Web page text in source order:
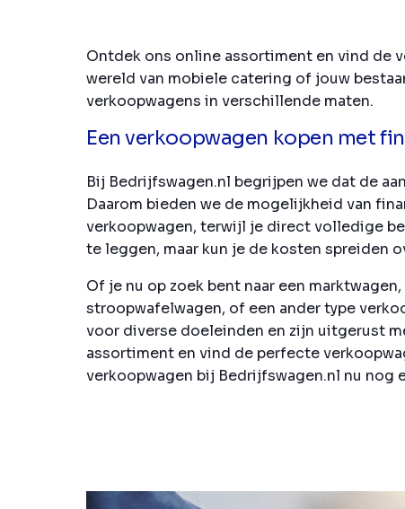
Ontdek ons online assortiment en vind de
wereld van mobiele catering of jouw
verkoopwagens in verschillende maten.
Een verkoopwagen kopen met
Bij Bedrijfswagen.nl begrijpen we dat de
Daarom bieden we de mogelijkheid van
verkoopwagen, terwijl je direct volledige
te leggen, maar kun je de kosten spreiden
Of je nu op zoek bent naar een
stroopwafelwagen, of een ander type
voor diverse doeleinden en zijn uitgerust
assortiment en vind de perfecte
verkoopwagen bij Bedrijfswagen.nl nu